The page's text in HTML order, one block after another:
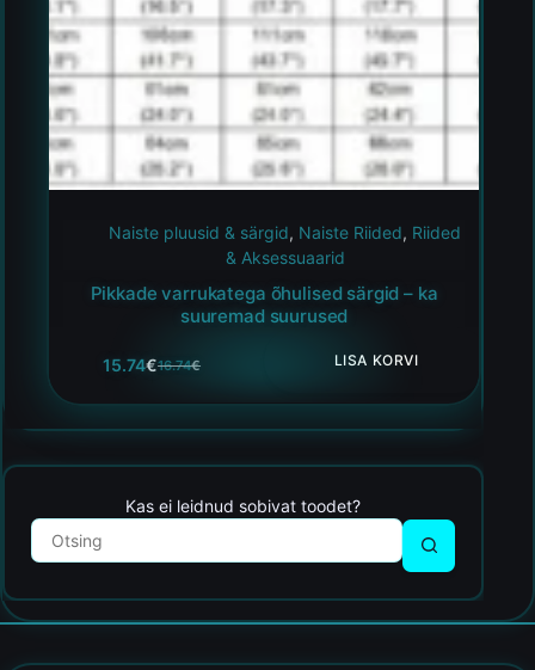
Naiste pluusid & särgid, Naiste Riided, Riided
& Aksessuaarid
Pikkade varrukatega õhulised särgid – ka
suuremad suurused
16.74€
15.74€ LISA KORVI
Kas ei leidnud sobivat toodet?